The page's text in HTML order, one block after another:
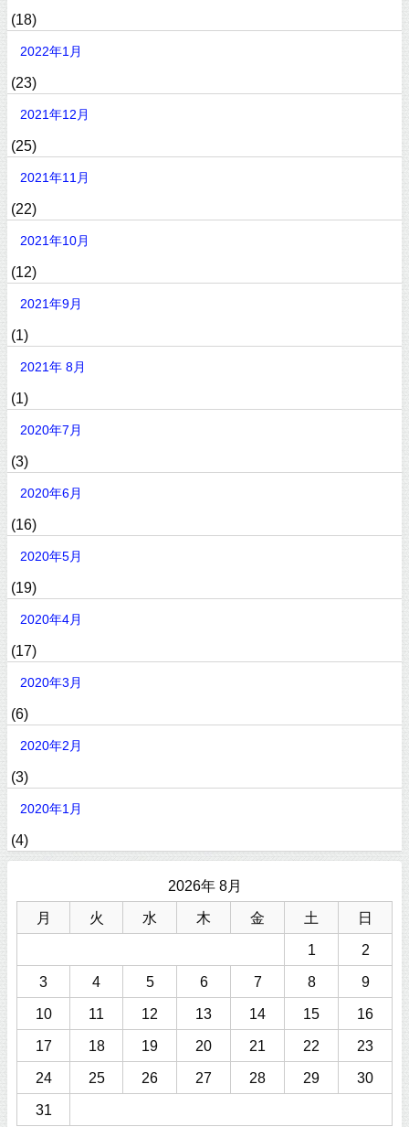
(18)
2022年1月
(23)
2021年12月
(25)
2021年11月
(22)
2021年10月
(12)
2021年9月
(1)
2021年 8月
(1)
2020年7月
(3)
2020年6月
(16)
2020年5月
(19)
2020年4月
(17)
2020年3月
(6)
2020年2月
(3)
2020年1月
(4)
2026年 8月
月 火 水 木 金 土 日
1 2
3 4 5 6 7 8 9
10 11 12 13 14 15 16
17 18 19 20 21 22 23
24 25 26 27 28 29 30
31